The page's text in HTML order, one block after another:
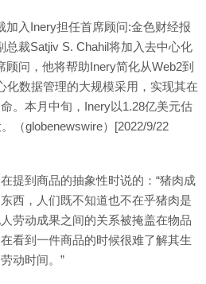
加入Inery担任首席顾问:金色财经报
总裁Satjiv S. Chahil将加入去中心化
问，他将帮助Inery简化从Web2到
化数据管理的大规模采用，实现其在
。本月中旬，Inery以1.28亿美元估
（globenewswire）[2022/9/22
提到商品的抽象性时说的：“猪肉成
西，人们既不知道也不在乎猪肉是
劳动成果之间的关系被掩盖在物品
看到一件商品的时候很难了解其生
动时间。”